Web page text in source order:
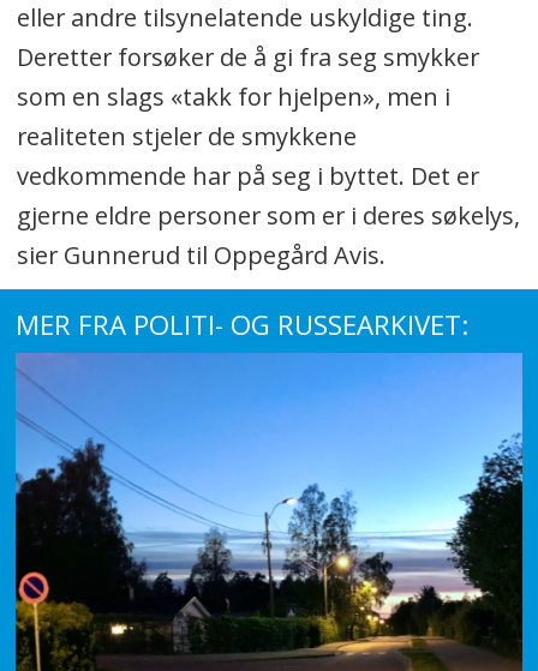
eller andre tilsynelatende uskyldige ting.
Deretter forsøker de å gi fra seg smykker
som en slags «takk for hjelpen», men i
realiteten stjeler de smykkene
vedkommende har på seg i byttet. Det er
gjerne eldre personer som er i deres søkelys,
sier Gunnerud til Oppegård Avis.
MER FRA POLITI- OG RUSSEARKIVET: